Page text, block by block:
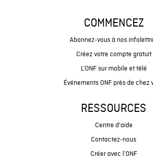
COMMENCEZ
Abonnez-vous à nos
Créez votre compte gratuit
L'ONF sur mobile et télé
Événements ONF près de chez
RESSOURCES
Centre d'aide
Contactez-nous
Créer avec l’ONF